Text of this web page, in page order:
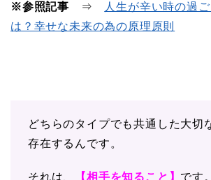
※参照記事 ⇒
人生が辛い時の過
は？幸せな未来の為の原理原則
どちらのタイプでも共通した大切
存在するんです。
それは、 【相手を知ること】 です。